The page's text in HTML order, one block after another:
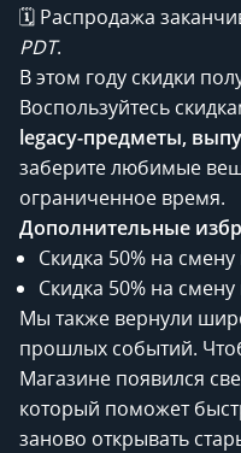
🗓️ Распродажа
PDT.
В этом году скидки
Воспользуйтесь
legacy-предметы,
заберите любимые
ограниченное время.
Дополнительные
Скидка 50% на
Скидка 50% на смену
Мы также вернули
прошлых событий.
Магазине появился
который поможет
заново открывать